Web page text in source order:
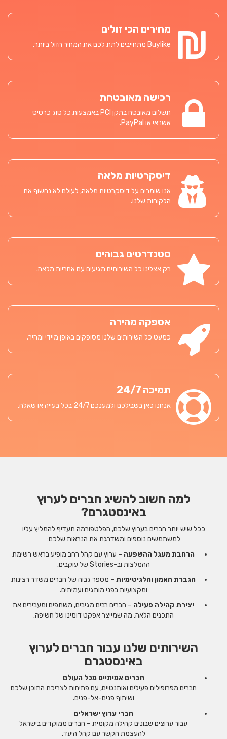
מחירים הכי זולים
Buylike מתחייבים לתת לכם את המחיר הזול ביותר.
רכישה מאובטחת
תשלום מאובטח בתקן PCI באמצעות כל סוג כרטיס
אשראי או PayPal.
דיסקרטיות מלאה
אנו שומרים על דיסקרטיות מלאה, לעולם לא נחשוף את
הלקוחות שלנו.
סטנדרטים גבוהים
רק אצלינו כל השירותים מגיעים עם אחריות מלאה.
אספקה מהירה
כמעט כל השירותים שלנו מסופקים באופן מיידי ומהיר.
תמיכה 24/7
אנחנו כאן בשבילכם ולמענכם 24/7 בכל בעייה או שאלה.
למה חשוב להשיג חברים לערוץ
באינסטגרם?
ככל שיש יותר חברים בערוץ שלכם, הפלטפורמה תעדיף להמליץ עליו
למשתמשים נוספים ומשדרגת את הנראות שלכם:
הרחבת מעגל ההשפעה – ערוץ עם קהל רחב מופיע בראש רשימת
ההמלצות וב-Stories של עוקבים.
הגברת האמון והלגיטימיות – מספר גבוה של חברים משדר רצינות
ומקצועיות בפני מותגים ועמיתים.
יצירת קהילה פעילה – חברים רבים מגיבים, משתפים ומעבירים את
התכנים הלאה, מה שמייצר אפקט דומינו של חשיפה.
השירותים שלנו עבור חברים לערוץ
באינסטגרם
חברים אמיתיים מכל העולם
חברים מפרופילים פעילים ואותנטיים, עם פתיחות לצריכת התוכן שלכם
ושיתוף פנים-אל-פנים.
חברי ערוץ ישראלים
עבור ערוצים שבונים קהילה מקומית – חברים ממוקדים בישראל
להעצמת הקשר עם קהל היעד.